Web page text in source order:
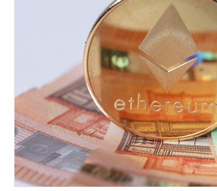
AI Native Enterprise를 지원하는 AI Ready Data